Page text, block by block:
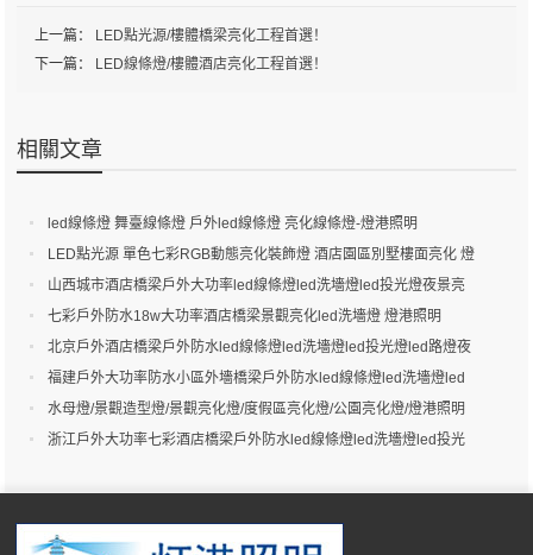
上一篇：
LED點光源/樓體橋梁亮化工程首選！
下一篇：
LED線條燈/樓體酒店亮化工程首選！
相關文章
led線條燈 舞臺線條燈 戶外led線條燈 亮化線條燈-燈港照明
LED點光源 單色七彩RGB動態亮化裝飾燈 酒店園區別墅樓面亮化 燈
港照明山西城市酒店橋梁戶外大功率led線條燈led洗墻燈led投光燈夜景亮
化-燈港照明
七彩戶外防水18w大功率酒店橋梁景觀亮化led洗墻燈 燈港照明
北京戶外酒店橋梁戶外防水led線條燈led洗墻燈led投光燈led路燈夜
景亮化-燈港照明
福建戶外大功率防水小區外墻橋梁戶外防水led線條燈led洗墻燈led
投光燈led路燈夜景效果-燈港照明
水母燈/景觀造型燈/景觀亮化燈/度假區亮化燈/公園亮化燈/燈港照明
浙江戶外大功率七彩酒店橋梁戶外防水led線條燈led洗墻燈led投光